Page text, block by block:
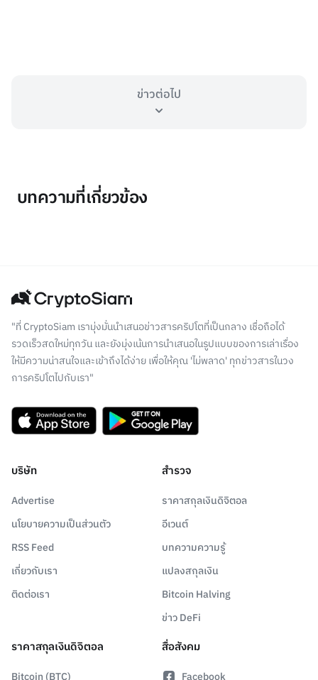
ข่าวต่อไป
บทความที่เกี่ยวข้อง
"ที่ CryptoSiam เรามุ่งมั่นนำเสนอข่าวสารคริปโตที่เป็นกลาง เชื่อถือได้
รวดเร็วสดใหม่ทุกวัน และยังมุ่งเน้นการนำเสนอในรูปแบบของการเล่าเรื่อง
ให้มีความน่าสนใจและเข้าถึงได้ง่าย เพื่อให้คุณ 'ไม่พลาด' ทุกข่าวสารในวง
การคริปโตไปกับเรา"
บริษัท
Advertise
นโยบายความเป็นส่วนตัว
RSS Feed
เกี่ยวกับเรา
ติดต่อเรา
สำรวจ
ราคาสกุลเงินดิจิตอล
อีเวนต์
บทความความรู้
แปลงสกุลเงิน
Bitcoin Halving
ข่าว DeFi
ราคาสกุลเงินดิจิตอล
Bitcoin (BTC)
สื่อสังคม
Facebook